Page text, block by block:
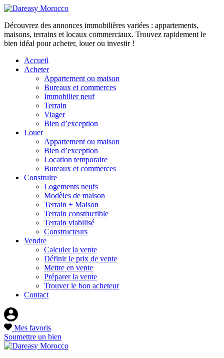
Découvrez des annonces immobilières variées : appartements,
maisons, terrains et locaux commerciaux. Trouvez rapidement le
bien idéal pour acheter, louer ou investir !
Accueil
Acheter
Appartement ou maison
Bureaux et commerces
Immobilier neuf
Terrain
Viager
Bien d’exception
Louer
Appartement ou maison
Bien d’exception
Location temporaire
Bureaux et commerces
Construire
Logements neufs
Modèles de maison
Terrain + Maison
Terrain constructible
Terrain viabilisé
Constructeurs
Vendre
Calculer la vente
Définir le prix de vente
Mettre en vente
Préparer la vente
Trouver le bon acheteur
Contact
Mes favoris
Soumettre un bien